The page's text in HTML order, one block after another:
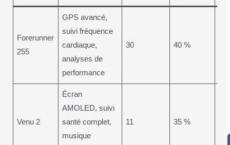
Forerunner
255
GPS avancé,
suivi fréquence
cardiaque,
analyses de
performance
30 40 %
Venu 2
Écran
AMOLED, suivi
santé complet,
musique
11 35 %